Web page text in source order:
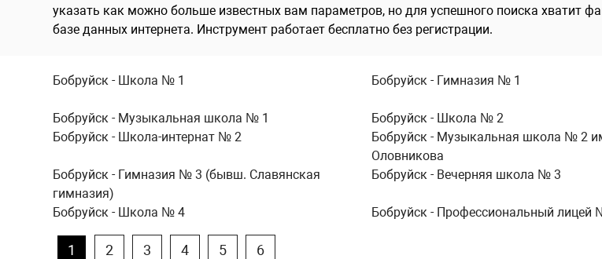
указать как можно больше известных вам параметров, но для успешного поиска хватит
базе данных интернета. Инструмент работает бесплатно без регистрации.
Бобруйск - Школа № 1 Бобруйск - Гимназия № 1
Бобруйск - Музыкальная школа № 1
Бобруйск - Школа № 2
Бобруйск - Школа-интернат № 2
Бобруйск - Музыкальная школа № 2
Оловникова
Бобруйск - Гимназия № 3 (бывш. Славянская
гимназия)
Бобруйск - Вечерняя школа № 3
Бобруйск - Школа № 4 Бобруйск - Профессиональный лицей
1 2 3 4 5 6